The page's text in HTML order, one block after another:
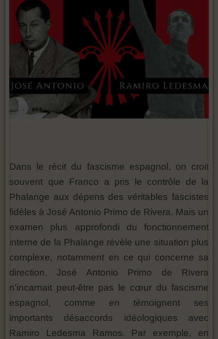
Dans le récit du fascisme espagnol, on croit
souvent que Franco a pris le contrôle de la
Phalange aux dépens des véritables fascistes
fidèles à José Antonio Primo de Rivera. Mais un
examen plus approfondi du fonctionnement
interne de la Phalange révèle une situation plus
complexe, notamment en ce qui concerne sa
direction. José Antonio Primo de Rivera
n'incarnait peut-être pas le cœur du fascisme
espagnol, comme en témoignent ses
importants désaccords idéologiques avec
Ramiro Ledesma Ramos. Par exemple, en